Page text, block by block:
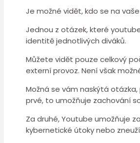
Je možné vidět, kdo se na
Jednou z otázek, které
identitě jednotlivých diváků.
Můžete vidět pouze celkový
externí provoz. Není však
Možná se vám naskýtá
prvé, to umožňuje zachování
Za druhé, Youtube umožňuje
kybernetické útoky nebo